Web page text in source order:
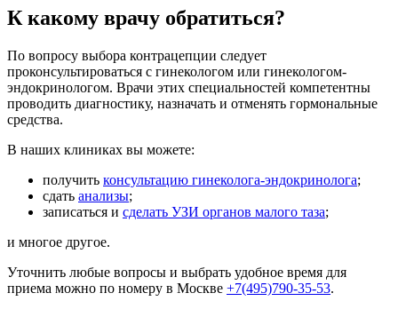
К какому врачу обратиться?
По вопросу выбора контрацепции следует
проконсультироваться с гинекологом или гинекологом-
эндокринологом. Врачи этих специальностей компетентны
проводить диагностику, назначать и отменять гормональные
средства.
В наших клиниках вы можете:
получить консультацию гинеколога-эндокринолога;
сдать анализы;
записаться и сделать УЗИ органов малого таза;
и многое другое.
Уточнить любые вопросы и выбрать удобное время для
приема можно по номеру в Москве +7(495)790-35-53.